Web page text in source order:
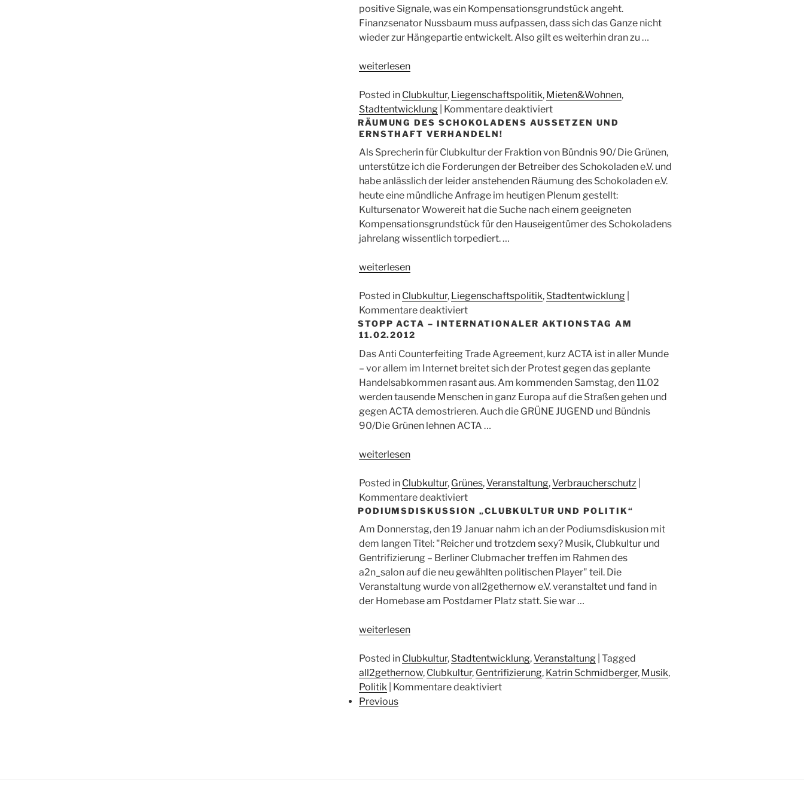
positive Signale, was ein Kompensationsgrundstück angeht.
Finanzsenator Nussbaum muss aufpassen, dass sich das Ganze nicht
wieder zur Hängepartie entwickelt. Also gilt es weiterhin dran zu …
„Schokoladen
weiterlesen
Posted in Clubkultur, Liegenschaftspolitik, Mieten&Wohnen,
Stadtentwicklung Kommentare deaktiviertfür
Schokoladen
RÄUMUNG DES SCHOKOLADENS AUSSETZEN UND
ERNSTHAFT VERHANDELN!
Als Sprecherin für Clubkultur der Fraktion von Bündnis 90/ Die Grünen,
unterstütze ich die Forderungen der Betreiber des Schokoladen e.V. und
habe anlässlich der leider anstehenden Räumung des Schokoladen e.V.
heute eine mündliche Anfrage im heutigen Plenum gestellt:
Kultursenator Wowereit hat die Suche nach einem geeigneten
Kompensationsgrundstück für den Hauseigentümer des Schokoladens
jahrelang wissentlich torpediert. …
„Räumung
Schokoladens
aussetzen
und
ernsthaft
verhandeln!“
weiterlesen
Posted in Clubkultur, Liegenschaftspolitik, Stadtentwicklung
Kommentare deaktiviertfür
Räumung
Schokoladens
aussetzen
und
ernsthaft
verhandeln!
STOPP ACTA – INTERNATIONALER AKTIONSTAG AM
11.02.2012
Das Anti Counterfeiting Trade Agreement, kurz ACTA ist in aller Munde
– vor allem im Internet breitet sich der Protest gegen das geplante
Handelsabkommen rasant aus. Am kommenden Samstag, den 11.02
werden tausende Menschen in ganz Europa auf die Straßen gehen und
gegen ACTA demostrieren. Auch die GRÜNE JUGEND und Bündnis
90/Die Grünen lehnen ACTA …
„STOPP
–
Internationaler
Aktionstag
am
11.02.2012“
weiterlesen
Posted in Clubkultur, Grünes,Veranstaltung,Verbraucherschutz
Kommentare deaktiviertfür
STOPP
ACTA
–
Internationaler
Aktionstag
am
11.02.2012
PODIUMSDISKUSSION „CLUBKULTUR UND POLITIK“
Am Donnerstag, den 19 Januar nahm ich an der Podiumsdiskusion mit
dem langen Titel: "Reicher und trotzdem sexy? Musik, Clubkultur und
Gentrifizierung – Berliner Clubmacher treffen im Rahmen des
a2n_salon auf die neu gewählten politischen Player" teil. Die
Veranstaltung wurde von all2gethernow e.V. veranstaltet und fand in
der Homebase am Postdamer Platz statt. Sie war …
„Podiumsdiskussion
und
Politik““
weiterlesen
Posted in Clubkultur, Stadtentwicklung,Veranstaltung Tagged
all2gethernow, Clubkultur, Gentrifizierung, Katrin Schmidberger, Musik,
Politik Kommentare deaktiviertfür
Previous